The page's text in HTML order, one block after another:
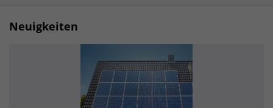
Neuigkeiten